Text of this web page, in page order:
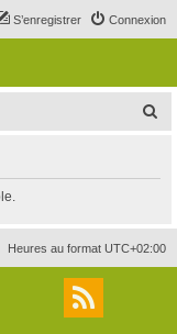
Connexion
S’enregistrer
r
c
Heures au format UTC+02:00